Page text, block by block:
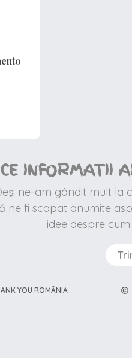
CE INFORMATII
ne-am gândit mult la
ne fi scapat anumite
idee despre
YOU ROMÂNIA